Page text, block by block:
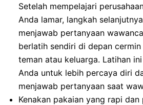
Setelah mempelajari
Anda lamar, langkah
menjawab pertanyaan
berlatih sendiri di depan
teman atau keluarga. Latihan
Anda untuk lebih percaya diri
menjawab pertanyaan saat
Kenakan pakaian yang rapi dan